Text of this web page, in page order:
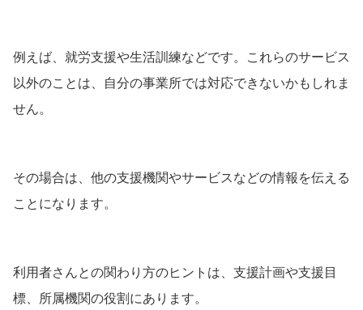
例えば、就労支援や生活訓練などです。これらのサービス
以外のことは、自分の事業所では対応できないかもしれま
せん。
その場合は、他の支援機関やサービスなどの情報を伝える
ことになります。
利用者さんとの関わり方のヒントは、支援計画や支援目
標、所属機関の役割にあります。